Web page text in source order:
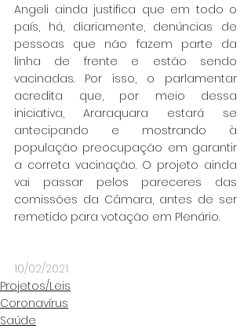
Angeli ainda justifica que em todo o
país, há, diariamente, denúncias de
pessoas que não fazem parte da
linha de frente e estão sendo
vacinadas. Por isso, o parlamentar
acredita que, por meio dessa
iniciativa, Araraquara estará se
antecipando e mostrando à
população preocupação em garantir
a correta vacinação. O projeto ainda
vai passar pelos pareceres das
comissões da Câmara, antes de ser
remetido para votação em Plenário.
10/02/2021
Projetos/Leis
Coronavírus
Saúde